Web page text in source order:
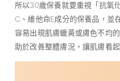
所以30歲保養就要重視「抗氧
C、維他命E成分的保養品，並
容易出現肌膚蠟黃或膚色不均
助於改善整體膚況，讓肌膚看